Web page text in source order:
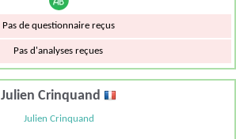
Pas de questionnaire reçus
Pas d'analyses reçues
Julien Crinquand
Julien Crinquand